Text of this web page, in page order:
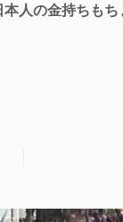
本人の金持ちも